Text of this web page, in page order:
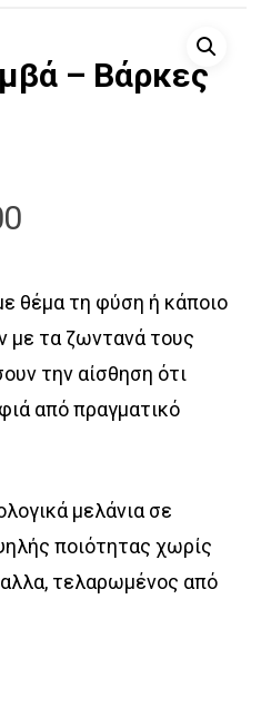
– Βάρκες
Price
€27.00
through
€181.00
θέμα τη φύση ή κάποιο
με τα ζωντανά τους
την αίσθηση ότι
από πραγματικό
μελάνια σε
ποιότητας χωρίς
τελαρωμένος από